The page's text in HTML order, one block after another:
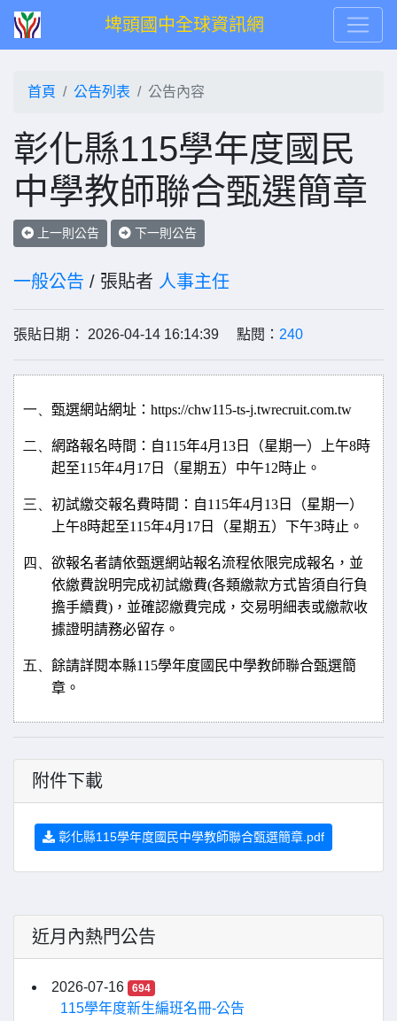
埤頭國中全球資訊網
首頁 公告列表 公告內容
彰化縣115學年度國民
中學教師聯合甄選簡章
上一則公告 下一則公告
一般公告 / 張貼者 人事主任
張貼日期： 2026-04-14 16:14:39 點閱： 240
一、 甄選網站網址： https://chw115-ts-j.twrecruit.com.tw
二、 網路報名時間：自115年4月 13 日（星期一）上午8時
起至115年4月 17 日（星期五）中午12時止。
三、 初試繳交報名費時間：自115年4月 13 日（星期一）
上午8時起至115年4月 17 日（星期五）下午3時止。
四、 欲報名者請依甄選網站報名流程依限完成報名，並
依繳費說明完成初試繳費(各類繳款方式皆須自行負
擔手續費) ，並確認繳費完成，交易明細表或繳款收
據證明請務必留存。
五、 餘請詳閱本縣115學年度國民中學教師聯合甄選簡
章。
附件下載
彰化縣115學年度國民中學教師聯合甄選簡章.pdf
近月內熱門公告
2026-07-16 694
115學年度新生編班名冊-公告